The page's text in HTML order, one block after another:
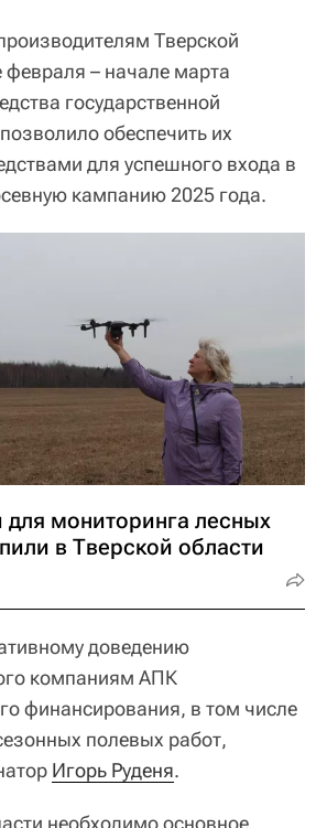
Тверской
февраля – начале марта
государственной
обеспечить их
для успешного входа в
кампанию 2025 года.
для мониторинга лесных
в Тверской области
доведению
компаниям АПК
финансирования, в том числе
полевых работ,
Игорь Руденя.
необходимо основное